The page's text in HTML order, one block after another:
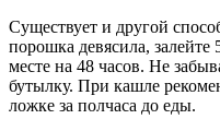
Существует и другой
порошка девясила,
месте на 48 часов. Не
бутылку. При кашле
ложке за полчаса до еды.